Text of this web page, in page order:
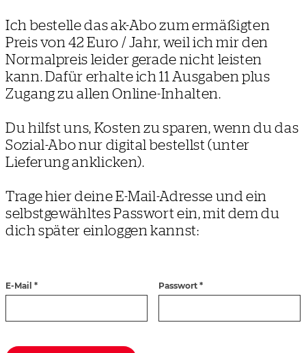
Ich bestelle das ak-Abo zum ermäßigten
Preis von 42 Euro / Jahr, weil ich mir den
Normalpreis leider gerade nicht leisten
kann. Dafür erhalte ich 11 Ausgaben plus
Zugang zu allen Online-Inhalten.
Du hilfst uns, Kosten zu sparen, wenn du das
Sozial-Abo nur digital bestellst (unter
Lieferung anklicken).
Trage hier deine E-Mail-Adresse und ein
selbstgewähltes Passwort ein, mit dem du
dich später einloggen kannst:
E-Mail * Passwort *